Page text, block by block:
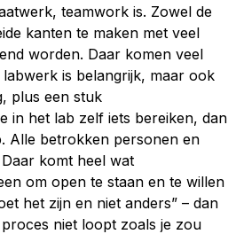
teamwork is. Zowel de
kanten te maken met veel
worden. Daar komen veel
is belangrijk, maar ook
plus een stuk
in het lab zelf iets bereiken, dan
Alle betrokken personen en
komt heel wat
om open te staan en te willen
het zijn en niet anders” – dan
niet loopt zoals je zou